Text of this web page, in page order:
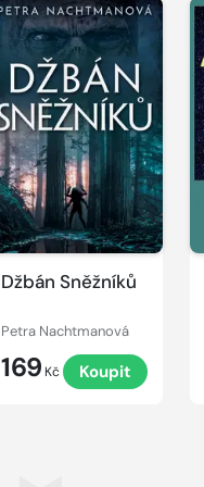
Džbán Sněžníků
Petra Nachtmanová
169 Kč Koupit